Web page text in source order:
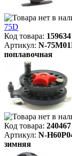
75D
Код товара: 159634
Артикул: N-
поплавочная
Код товара: 240467
Артикул: N-
зимняя